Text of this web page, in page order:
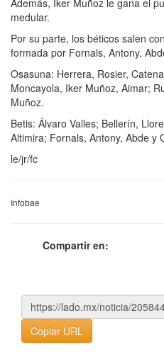
medular.
Por su parte, los béticos salen
formada por Fornals, Antony,
Osasuna: Herrera, Rosier,
Moncayola, Iker Muñoz, Aimar;
Muñoz.
Betis: Álvaro Valles; Bellerín,
Altimira; Fornals, Antony, Abde y
le/jr/fc
Infobae
Compartir en:
Copiar URL